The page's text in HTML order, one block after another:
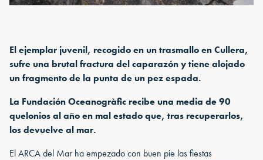
El ejemplar juvenil, recogido en un trasmallo en Cullera,
sufre una brutal fractura del caparazón y tiene alojado
un fragmento de la punta de un pez espada.
La Fundación Oceanogràfic recibe una media de 90
quelonios al año en mal estado que, tras recuperarlos,
los devuelve al mar.
El ARCA del Mar ha empezado con buen pie las fiestas